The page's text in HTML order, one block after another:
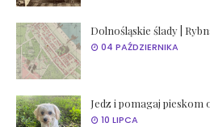
Dolnośląskie ślady |
04 PAŹDZIERNIKA
Jedz i pomagaj
10 LIPCA